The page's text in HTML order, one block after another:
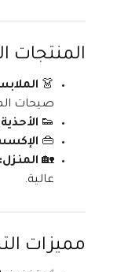
المنتجات
👗
صيحات
👟
👜
🏡 المنزل:
عالية.
مميزات